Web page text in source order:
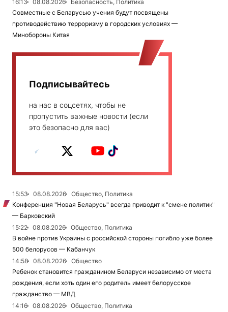
16:13
08.08.2026
Безопасность, Политика
Совместные с Беларусью учения будут посвящены
противодействию терроризму в городских условиях —
Минобороны Китая
Подписывайтесь
на нас в соцсетях, чтобы не
пропустить важные новости (если
это безопасно для вас)
15:53 08.08.2026
Общество, Политика
Конференция "Новая Беларусь" всегда приводит к "смене политик"
— Барковский
15:22
08.08.2026
Общество, Политика
В войне против Украины с российской стороны погибло уже более
500 белорусов — Кабанчук
14:58
08.08.2026
Общество
Ребенок становится гражданином Беларуси независимо от места
рождения, если хоть один его родитель имеет белорусское
гражданство — МВД
14:16
08.08.2026
Общество, Политика